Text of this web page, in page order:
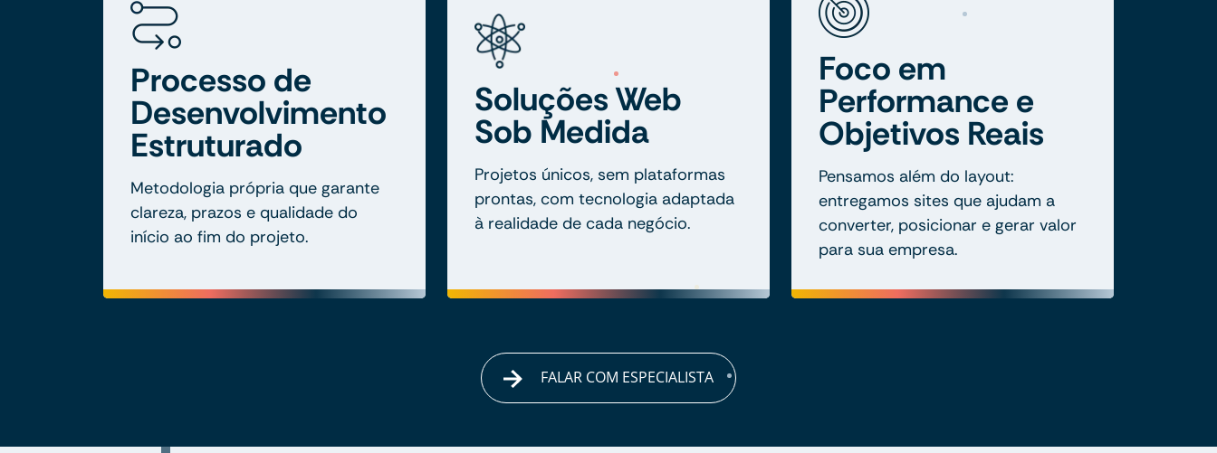
Processo de
Desenvolvimento
Estruturado
Metodologia própria que garante
clareza, prazos e qualidade do
início ao fim do projeto.
Soluções Web
Sob Medida
Projetos únicos, sem plataformas
prontas, com tecnologia adaptada
à realidade de cada negócio.
Foco em
Performance e
Objetivos Reais
Pensamos além do layout:
entregamos sites que ajudam a
converter, posicionar e gerar valor
para sua empresa.
FALAR COM ESPECIALISTA